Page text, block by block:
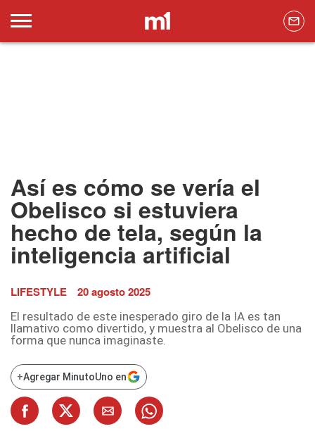
Así es cómo se vería el
Obelisco si estuviera
hecho de tela, según la
inteligencia artificial
LIFESTYLE 20 agosto 2025
El resultado de este inesperado giro de la IA es tan
llamativo como divertido, y muestra al Obelisco de una
forma que nunca imaginaste.
+Agregar MinutoUno en